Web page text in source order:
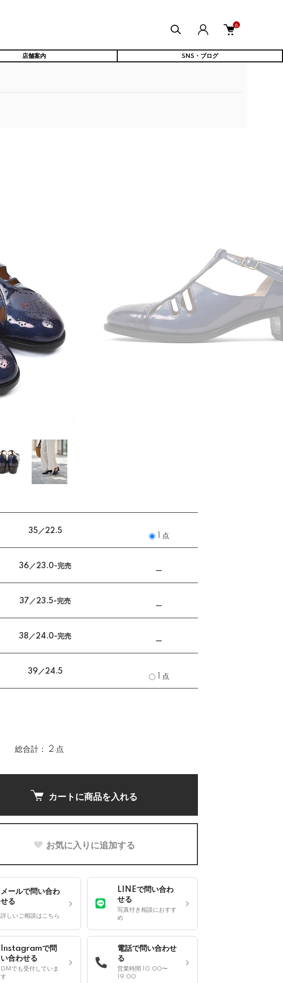
0
店舗案内 SNS・ブログ
35／22.5
1 点
36／23.0-完売
ー
37／23.5-完売
ー
38／24.0-完売
ー
39／24.5
1 点
総合計： 2 点
カートに商品を入れる
お気に入りに追加する
メールで問い合わ
せる
詳しいご相談はこちら
LINEで問い合わ
せる
写真付き相談におすす
め
Instagramで問
い合わせる
DMでも受付していま
す
電話で問い合わせ
る
営業時間 10:00〜
19:00